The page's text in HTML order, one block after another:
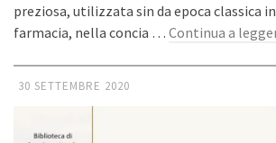
preziosa, utilizzata sin da epoca classica
farmacia, nella concia … Continua a
30 SETTEMBRE 2020